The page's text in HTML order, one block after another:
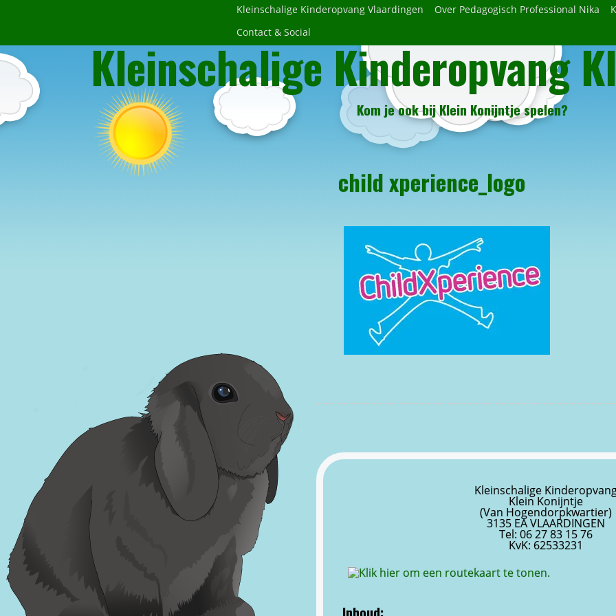
Kleinschalige Kinderopvang Vlaardingen Over Pedagogisch Professional Nika
Contact & Social
Contactpagina
Social media
Kleinschalige Kinderopvang
Kom je ook bij Klein Konijntje spelen?
child xperience_logo
Kleinschalige
Klein Konijntje
(Van Hogendorpkwartier)
3135 EA VLAARDINGEN
Tel: 06 27 83 15 76
KvK: 62533231